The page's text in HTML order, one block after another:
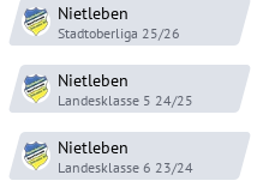
Nietleben
Stadtoberliga 25/26
Nietleben
Landesklasse 5 24/25
Nietleben
Landesklasse 6 23/24